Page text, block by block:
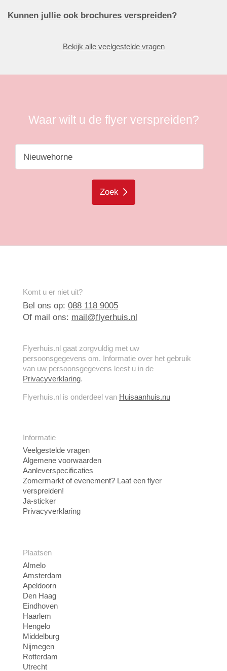
Kunnen jullie ook brochures verspreiden?
Bekijk alle veelgestelde vragen
Waar wilt u de flyer verspreiden?
Zoek
Komt u er niet uit?
Bel ons op: 088 118 9005
Of mail ons: mail@flyerhuis.nl
Flyerhuis.nl gaat zorgvuldig met uw
persoonsgegevens om. Informatie over het gebruik
van uw persoonsgegevens leest u in de
Privacyverklaring.
Flyerhuis.nl is onderdeel van Huisaanhuis.nu
Informatie
Veelgestelde vragen
Algemene voorwaarden
Aanleverspecificaties
Zomermarkt of evenement? Laat een flyer
verspreiden!
Ja-sticker
Privacyverklaring
Plaatsen
Almelo
Amsterdam
Apeldoorn
Den Haag
Eindhoven
Haarlem
Hengelo
Middelburg
Nijmegen
Rotterdam
Utrecht